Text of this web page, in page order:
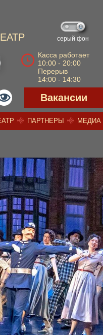
серый фон
Касса работает
10:00 - 20:00
Перерыв
14:00 - 14:30
Вакансии
ПАРТНЕРЫ МЕДИА